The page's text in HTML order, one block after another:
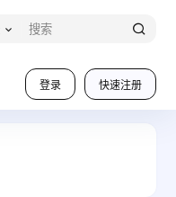
登录 快速注册